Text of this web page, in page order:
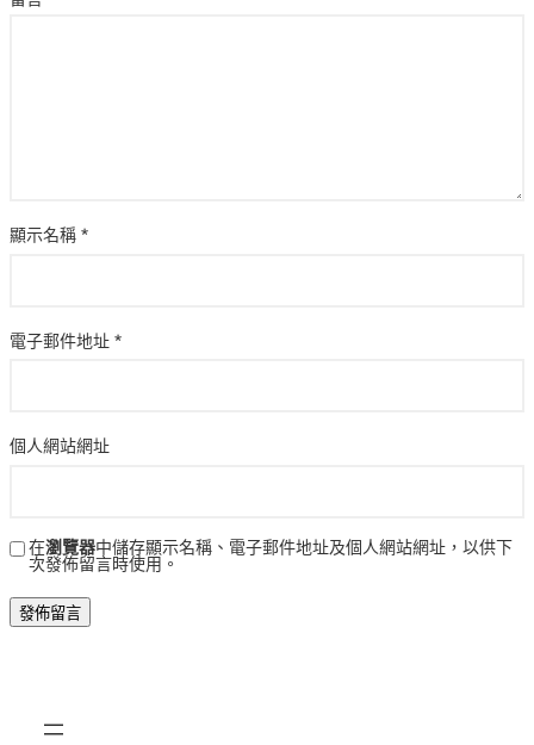
顯示名稱 *
電子郵件地址 *
個人網站網址
在瀏覽器中儲存顯示名稱、電子郵件地址及個人網站網址，以供下
次發佈留言時使用。